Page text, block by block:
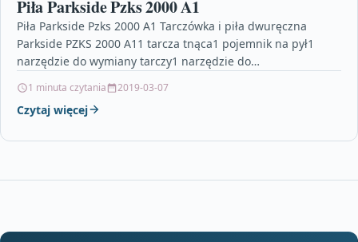
Piła Parkside Pzks 2000 A1
Piła Parkside Pzks 2000 A1 Tarczówka i piła dwuręczna
Parkside PZKS 2000 A11 tarcza tnąca1 pojemnik na pył1
narzędzie do wymiany tarczy1 narzędzie do…
1 minuta czytania 2019-03-07
Czytaj więcej